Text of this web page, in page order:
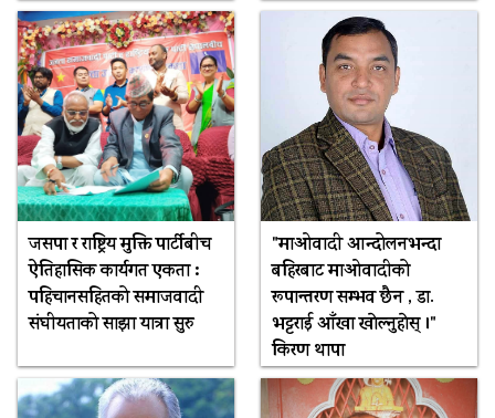
जसपा र राष्ट्रिय मुक्ति पार्टीबीच
ऐतिहासिक कार्यगत एकता :
पहिचानसहितको समाजवादी
संघीयताको साझा यात्रा सुरु
"माओवादी आन्दोलनभन्दा
बहिरबाट माओवादीको
रूपान्तरण सम्भव छैन , डा.
भट्टराई आँखा खाेल्नुहाेस् ।"
किरण थापा